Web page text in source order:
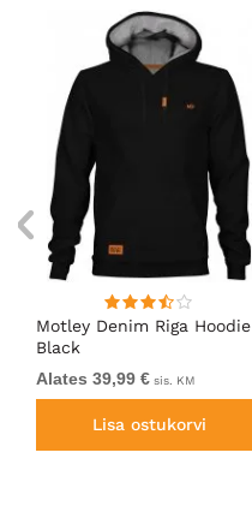
Motley Denim Riga Hoodie
Black
Alates 39,99 € sis. KM
Lisa ostukorvi